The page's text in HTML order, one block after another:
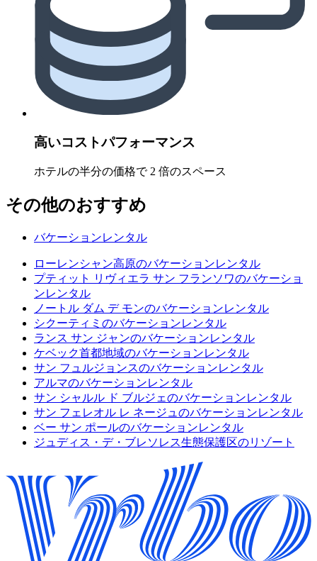
高いコストパフォーマンス
ホテルの半分の価格で 2 倍のスペース
その他のおすすめ
バケーションレンタル
ローレンシャン高原のバケーションレンタル
プティット リヴィエラ サン フランソワのバケーショ
ンレンタル
ノートル ダム デ モンのバケーションレンタル
シクーティミのバケーションレンタル
ランス サン ジャンのバケーションレンタル
ケベック首都地域のバケーションレンタル
サン フュルジョンスのバケーションレンタル
アルマのバケーションレンタル
サン シャルル ド ブルジェのバケーションレンタル
サン フェレオル レ ネージュのバケーションレンタル
ベー サン ポールのバケーションレンタル
ジュディス・デ・ブレソレス生態保護区のリゾート